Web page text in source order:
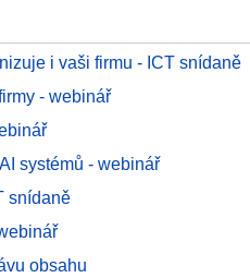
i vaši firmu - ICT snídaně
- webinář
systémů - webinář
snídaně
obsahu